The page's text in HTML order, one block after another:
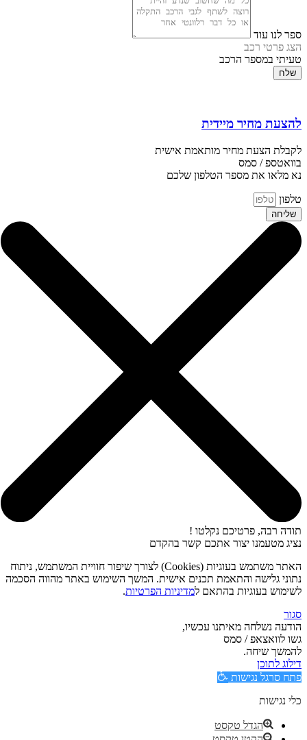
ספר לנו עוד
הצג פרטי רכב
טעיתי במספר הרכב
שלח
להצעת מחיר מיידית
לקבלת הצעת מחיר מותאמת אישית
בוואטספ / סמס
נא מלאו את מספר הטלפון שלכם
טלפון
שליחה
תודה רבה, פרטיכם נקלטו !
נציג מטעמנו יצור אתכם קשר בהקדם
האתר משתמש בעוגיות (Cookies) לצורך שיפור חוויית המשתמש, ניתוח
נתוני גלישה והתאמת תכנים אישית. המשך השימוש באתר מהווה הסכמה
לשימוש בעוגיות בהתאם למדיניות הפרטיות.
סגור
הודעה נשלחה מאיתנו עכשיו,
גשו לוואצאפ / סמס
להמשך שיחה.
דילוג לתוכן
פתח סרגל נגישות
כלי נגישות
הגדל טקסט